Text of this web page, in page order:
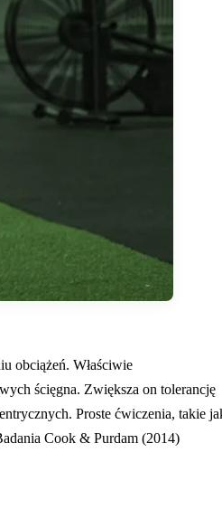
obciążeń. Właściwie
ścięgna. Zwiększa on tolerancję
Proste ćwiczenia, takie
Cook & Purdam (2014)